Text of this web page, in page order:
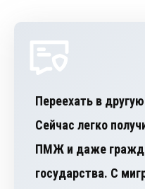
Переехать в
Сейчас легко
ПМЖ и даже
государства. С